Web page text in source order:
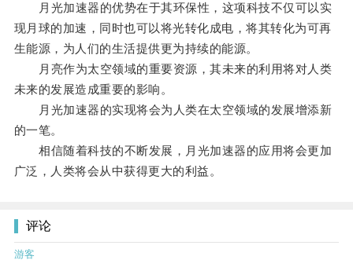
月光加速器的优势在于其环保性，这项科技不仅可以实
现月球的加速，同时也可以将光转化成电，将其转化为可再
生能源，为人们的生活提供更为持续的能源。
月亮作为太空领域的重要资源，其未来的利用将对人类
未来的发展造成重要的影响。
月光加速器的实现将会为人类在太空领域的发展增添新
的一笔。
相信随着科技的不断发展，月光加速器的应用将会更加
广泛，人类将会从中获得更大的利益。
评论
游客